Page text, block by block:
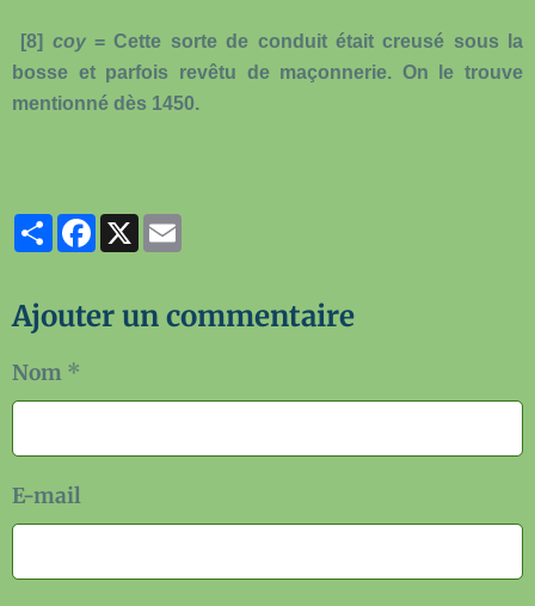
[8] coy= Cette sorte de conduit était creusé sous la
bosse et parfois revêtu de maçonnerie. On le trouve
mentionné dès 1450.
PartagerFacebook
X
Ajouter un commentaire
Nom
E-mail